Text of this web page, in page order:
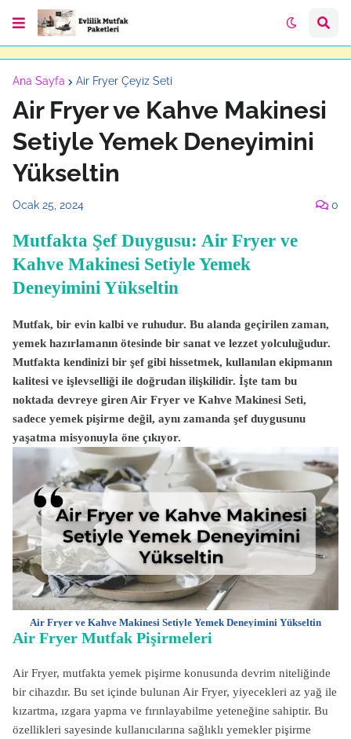
Ana Sayfa Air Fryer Çeyiz Seti
Air Fryer ve Kahve Makinesi
Setiyle Yemek Deneyimini
Yükseltin
Ocak 25, 2024 0
Mutfakta Şef Duygusu: Air Fryer ve
Kahve Makinesi Setiyle Yemek
Deneyimini Yükseltin
Mutfak, bir evin kalbi ve ruhudur. Bu alanda geçirilen zaman,
yemek hazırlamanın ötesinde bir sanat ve lezzet yolculuğudur.
Mutfakta kendinizi bir şef gibi hissetmek, kullanılan ekipmanın
kalitesi ve işlevselliği ile doğrudan ilişkilidir. İşte tam bu
noktada devreye giren Air Fryer ve Kahve Makinesi Seti,
sadece yemek pişirme değil, aynı zamanda şef duygusunu
yaşatma misyonuyla öne çıkıyor.
Air Fryer ve Kahve Makinesi Setiyle Yemek Deneyimini Yükseltin
Air Fryer Mutfak Pişirmeleri
Air Fryer, mutfakta yemek pişirme konusunda devrim niteliğinde
bir cihazdır. Bu set içinde bulunan Air Fryer, yiyecekleri az yağ ile
kızartma, ızgara yapma ve fırınlayabilme yeteneğine sahiptir. Bu
özellikleri sayesinde kullanıcılarına sağlıklı yemekler pişirme